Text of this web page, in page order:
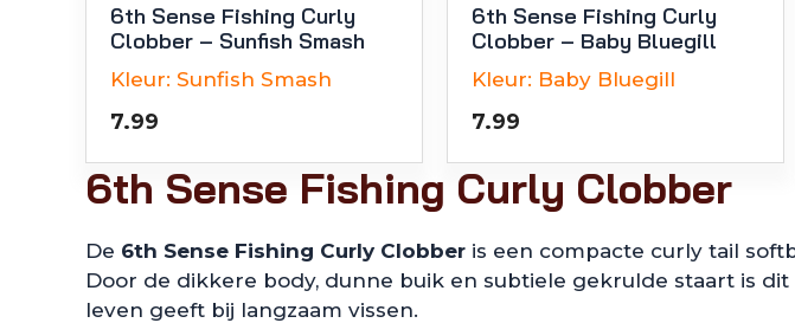
6th Sense Fishing Curly
Clobber – Sunfish Smash
Kleur: Sunfish Smash
7.99
6th Sense Fishing Curly
Clobber – Baby Bluegill
Kleur: Baby Bluegill
7.99
6th Sense Fishing Curly Clobber
De 6th Sense Fishing Curly Clobber is een compacte curly tail
Door de dikkere body, dunne buik en subtiele gekrulde staart is
leven geeft bij langzaam vissen.